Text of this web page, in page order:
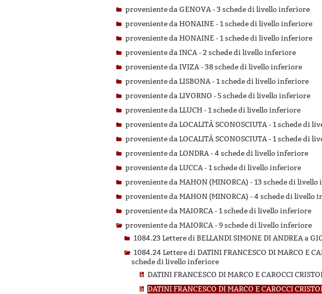
proveniente da GENOVA -3 schede di livello inferiore
proveniente da HONAINE -1 schede di livello inferiore
proveniente da HONAINE -1 schede di livello inferiore
proveniente da INCA -2 schede di livello inferiore
proveniente da IVIZA -38 schede di livello inferiore
proveniente da LISBONA -1 schede di livello inferiore
proveniente da LIVORNO -5 schede di livello inferiore
proveniente da LLUCH -1 schede di livello inferiore
proveniente da LOCALITÀ SCONOSCIUTA -1 schede di
proveniente da LOCALITÀ SCONOSCIUTA -1 schede di
proveniente da LONDRA -4 schede di livello inferiore
proveniente da LUCCA -1 schede di livello inferiore
proveniente da MAHON (MINORCA) -13 schede di
proveniente da MAHON (MINORCA) -4 schede di livello
proveniente da MAIORCA -1 schede di livello inferiore
proveniente da MAIORCA -9 schede di livello inferiore
1084.23 Lettere di BELLANDI SIMONE DI ANDREA a
1084.24 Lettere di DATINI FRANCESCO DI MARCO E
schede di livello inferiore
DATINI FRANCESCO DI MARCO E CAROCCI
DATINI FRANCESCO DI MARCO E CAROCCI